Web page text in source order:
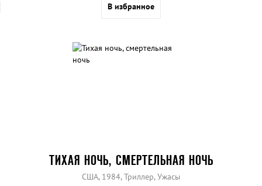
В избранное
ТИХАЯ НОЧЬ, СМЕРТЕЛЬНАЯ НОЧЬ
США, 1984, Триллер, Ужасы